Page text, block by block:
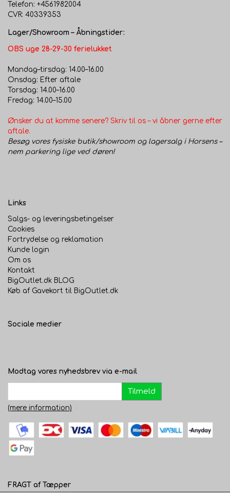
Har du spørgsmål? Kontakt vores kundeservice - vi er
her for at hjælpe dig med at finde det perfekte
bagegrej til dit køkken1.
Opgradér dit bagværk i dag med denne uundværlige
brødform!
Telefon: +4561982004
CVR: 40339353
Lager/Showroom – Åbningstider:
OBS uge 28-29-30 ferielukket
Mandag–tirsdag: 14.00–16.00
Onsdag: Efter aftale
Torsdag: 14.00–16.00
Fredag: 14.00–15.00
Ønsker du at komme senere? Skriv til os – vi åbner gerne efter
aftale.
Besøg vores fysiske butik/showroom og lagersalg i Horsens –
nem parkering lige ved døren!
Links
Salgs- og leveringsbetingelser
Cookies
Fortrydelse og reklamation
Kunde login
Om os
Kontakt
BigOutlet.dk BLOG
Køb af Gavekort til BigOutlet.dk
Sociale medier
Modtag vores nyhedsbrev via e-mail
Tilmeld
(mere information)
FRAGT af Tæpper